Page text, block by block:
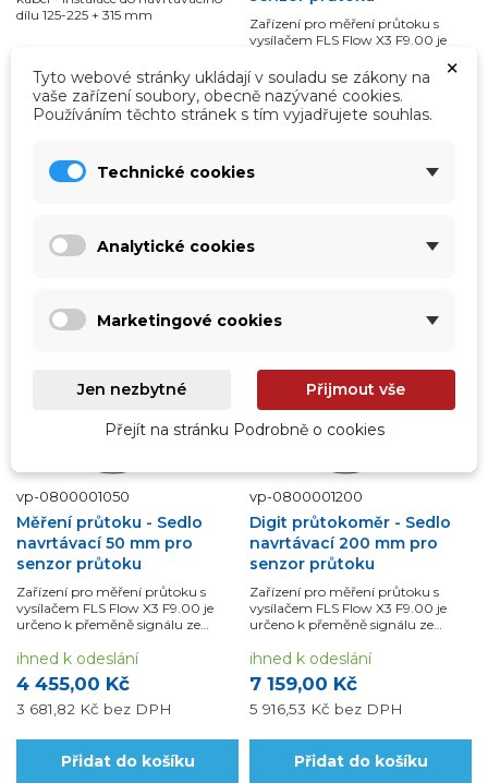
dílu 125-225 + 315 mm
13 810,00 Kč
ihned k odeslání
Zařízení pro měření průtoku s
vysílačem FLS Flow X3 F9.00 je
všech senzorů průtoku Flow X3 na
údaje zobrazované...
3 539,00 Kč
ihned k odeslání
vp-0800001050
Měření průtoku - Sedlo
navrtávací 50 mm pro
senzor průtoku
Zařízení pro měření průtoku s
vysílačem FLS Flow X3 F9.00 je
určeno k přeměně signálu ze
údaje zobrazované...
4 455,00 Kč
3 681,82 Kč bez DPH
ihned k odeslání
Přidat do košíku
vp-0800001200
Digit průtokoměr - Sedlo
navrtávací 200 mm pro
senzor průtoku
Zařízení pro měření průtoku s
vysílačem FLS Flow X3 F9.00 je
určeno k přeměně signálu ze
údaje zobrazované...
7 159,00 Kč
5 916,53 Kč bez DPH
ihned k odeslání
Přidat do košíku
×
Tyto webové stránky ukládají v souladu se zákony na
vaše zařízení soubory, obecně nazývané cookies.
Používáním těchto stránek s tím vyjadřujete souhlas.
Technické cookies
Analytické cookies
Marketingové cookies
Jen nezbytné Přijmout vše
Přejít na stránku Podrobně o cookies